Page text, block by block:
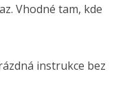
Vhodné tam, kde
instrukce bez